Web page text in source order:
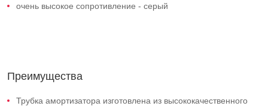
очень высокое сопротивление - серый
Преимущества
Трубка амортизатора изготовлена из высококачественного